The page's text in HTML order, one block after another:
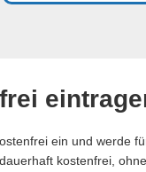
ein und werde
kostenfrei,